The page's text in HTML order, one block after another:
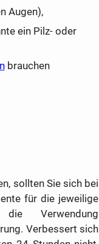
Augen),
ein Pilz- oder
brauchen
sollten Sie sich bei
für die jeweilige
Verwendung
Verbessert sich